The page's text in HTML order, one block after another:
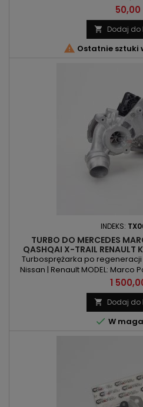
KOD SILNIKA: YD1 | YD22ED
126KM/92kW |
Cena
50,00
 Dodaj do
 Ostatnie sztuki
INDEKS:
TURBO DO MERCEDES
QASHQAI X-TRAIL RENAULT
SCENIC
Turbosprężarka po regeneracji
Nissan | Renault MODEL: Marco
Grand Scenic | Kadjar | Koleos
KOD SILNIKA: OM622.851 | R9N |
1749ccm 1.7l MOC: 102KM/75kW |
150KM/110kW ROK
Cena
1
 Dodaj do
 W